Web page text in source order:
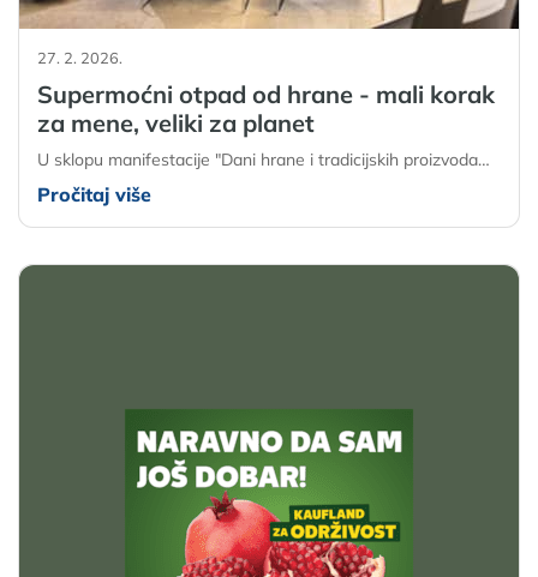
27. 2. 2026.
Supermoćni otpad od hrane - mali korak
za mene, veliki za planet
U sklopu manifestacije "Dani hrane i tradicijskih proizvoda…
Pročitaj više